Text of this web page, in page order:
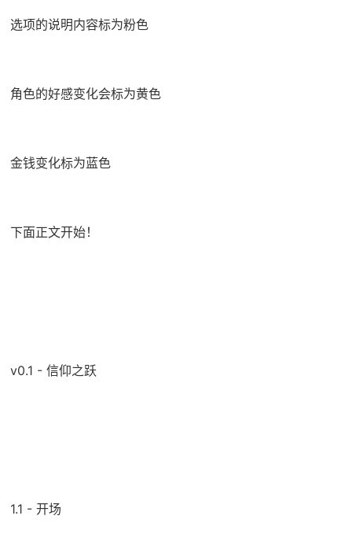
选项的说明内容标为粉色
角色的好感变化会标为黄色
金钱变化标为蓝色
下面正文开始！
v0.1 - 信仰之跃
1.1 - 开场